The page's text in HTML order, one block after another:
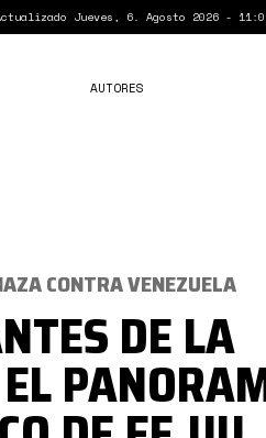
Jueves, 6. Agosto 2026 -
AUTORES
CONTRA VENEZUELA
DE LA